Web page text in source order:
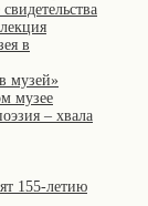
в
музей»
музее
– хвала
155-летию